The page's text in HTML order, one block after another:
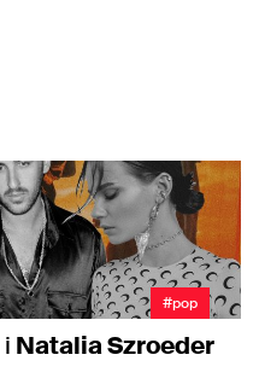
#pop
i Natalia Szroeder